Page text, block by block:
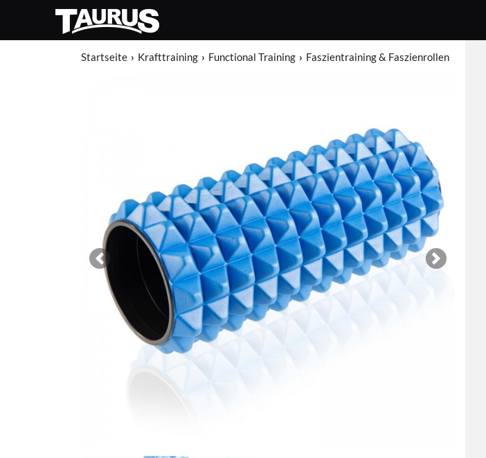
Startseite Krafttraining Functional Training Faszientraining & Faszienrollen
Previous Next